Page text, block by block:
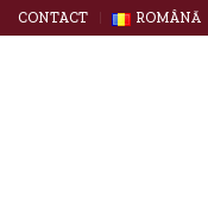
CONTACT ROMÂNĂ